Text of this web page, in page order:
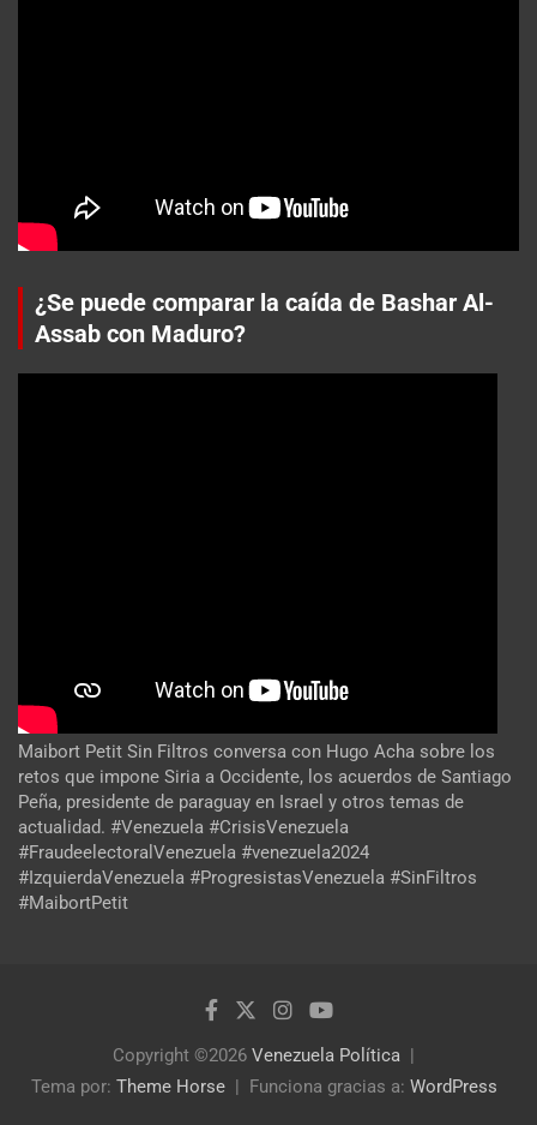
¿Se puede comparar la caída de Bashar Al-
Assab con Maduro?
Maibort Petit Sin Filtros conversa con Hugo Acha sobre los
retos que impone Siria a Occidente, los acuerdos de Santiago
Peña, presidente de paraguay en Israel y otros temas de
actualidad. #Venezuela #CrisisVenezuela
#FraudeelectoralVenezuela #venezuela2024
#IzquierdaVenezuela #ProgresistasVenezuela #SinFiltros
#MaibortPetit
Copyright ©2026 Venezuela Política
Tema por: Theme Horse Funciona gracias a: WordPress